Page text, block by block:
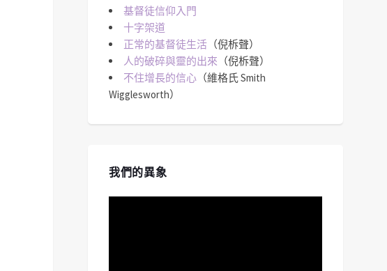
基督徒信仰入門
十字架道
正常的基督徒生活 （倪柝聲）
人的破碎與靈的出來 （倪柝聲）
不住增長的信心 （維格氏 Smith
Wigglesworth）
我們的異象